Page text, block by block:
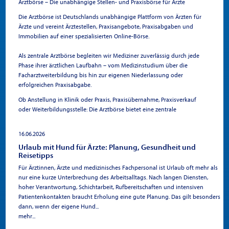
Und so bietet das „STAYTION Düren“ einen Ersatzlebensraum für
Tiere und Pflanzen, mitten in der Stadt. Selbstverständlich sind im
„STAYTION Düren“ auch Ladelösungen für E-Autos und E-Bikes
angedacht. Die nötige Leitungsinfrastruktur für Ladeeinrichtungen
unserer Planungen. Somit ist eine spätere, einfache und
kostengünstige Installation eines oder mehrerer Ladepunkte auf
Mieterwunsch jederzeit und problemlos umsetzbar. Die hellen,
lichtdurchfluteten Räume des gesamten Objektes schaffen in jeder
Obergeschoss des Vorderhauses sind Praxis- und/oder Büroräume
mit einer Fläche von insgesamt 1.100 qm vorgesehen.
werden sie von Anfang an erfüllt. Im Gebäude ist ein
Glasfaseranschluss geplant. Wohlfühlatmosphäre vermittelt auch
die grüne Aussicht auf den gepflegten und bepflanzten Innenhof.
Alle nicht befestigten Flächen werden aber nicht nur bepflanzt, es
wird auch Sitzflächen und eine atmosphärische Außenbeleuchtung
geben. Für Mieter, Besucher und Gäste Platz zum Entspannen und
Genießen. Auswirkungen auf ein angenehmes Arbeitsklima in den
Praxis- und Büroräumen sind deshalb vorprogrammiert.
Durch den geplanten hochwertigen Schallschutz bietet das
dem Postweg, oder auch in elektronischer Form, als PDF-Datei.
Arztbörse – Die unabhängige Stellen- und Praxisbörse für Ärzte
Die Arztbörse ist Deutschlands unabhängige Plattform von Ärzten für
Ärzte und vereint Ärztestellen, Praxisangebote, Praxisabgaben und
Immobilien auf einer spezialisierten Online-Börse.
Als zentrale Arztbörse begleiten wir Mediziner zuverlässig durch jede
Phase ihrer ärztlichen Laufbahn – vom Medizinstudium über die
Facharztweiterbildung bis hin zur eigenen Niederlassung oder
erfolgreichen Praxisabgabe.
Ob Anstellung in Klinik oder Praxis, Praxisübernahme, Praxisverkauf
oder Weiterbildungsstelle: Die Arztbörse bietet eine zentrale
Was ist die
Arztbörse?
Die Arztbörse ist eine spezialisierte Job- und Praxisbörse, die
ausschließlich auf die beruflichen Bedürfnisse von Ärzten,
Medizinstudierenden und medizinischen Arbeitgebern ausgerichtet
16.06.2026
Urlaub mit Hund für Ärzte: Planung, Gesundheit und
Reisetipps
Für Ärztinnen, Ärzte und medizinisches Fachpersonal ist Urlaub oft mehr als
nur eine kurze Unterbrechung des Arbeitsalltags. Nach langen Diensten,
hoher Verantwortung, Schichtarbeit, Rufbereitschaften und intensiven
Patientenkontakten braucht Erholung eine gute Planung. Das gilt besonders
dann, wenn der eigene Hund...
mehr...